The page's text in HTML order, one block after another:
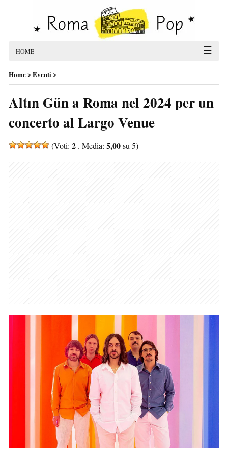
HOME ☰
Home>Eventi>
Altın Gün a Roma nel 2024 per un
concerto al Largo Venue
(Voti: 2 . Media: 5,00su 5)